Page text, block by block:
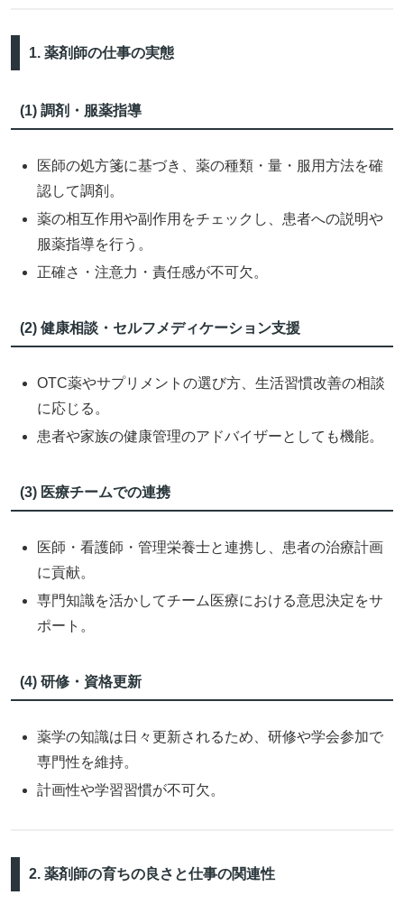
1. 薬剤師の仕事の実態
(1) 調剤・服薬指導
医師の処方箋に基づき、薬の種類・量・服用方法を確
認して調剤。
薬の相互作用や副作用をチェックし、患者への説明や
服薬指導を行う。
正確さ・注意力・責任感が不可欠。
(2) 健康相談・セルフメディケーション支援
OTC薬やサプリメントの選び方、生活習慣改善の相談
に応じる。
患者や家族の健康管理のアドバイザーとしても機能。
(3) 医療チームでの連携
医師・看護師・管理栄養士と連携し、患者の治療計画
に貢献。
専門知識を活かしてチーム医療における意思決定をサ
ポート。
(4) 研修・資格更新
薬学の知識は日々更新されるため、研修や学会参加で
専門性を維持。
計画性や学習習慣が不可欠。
2. 薬剤師の育ちの良さと仕事の関連性